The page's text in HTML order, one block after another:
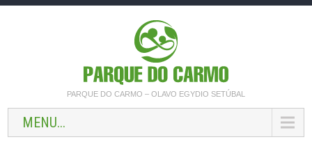
PARQUE DO CARMO – OLAVO EGYDIO SETÚBAL
MENU...